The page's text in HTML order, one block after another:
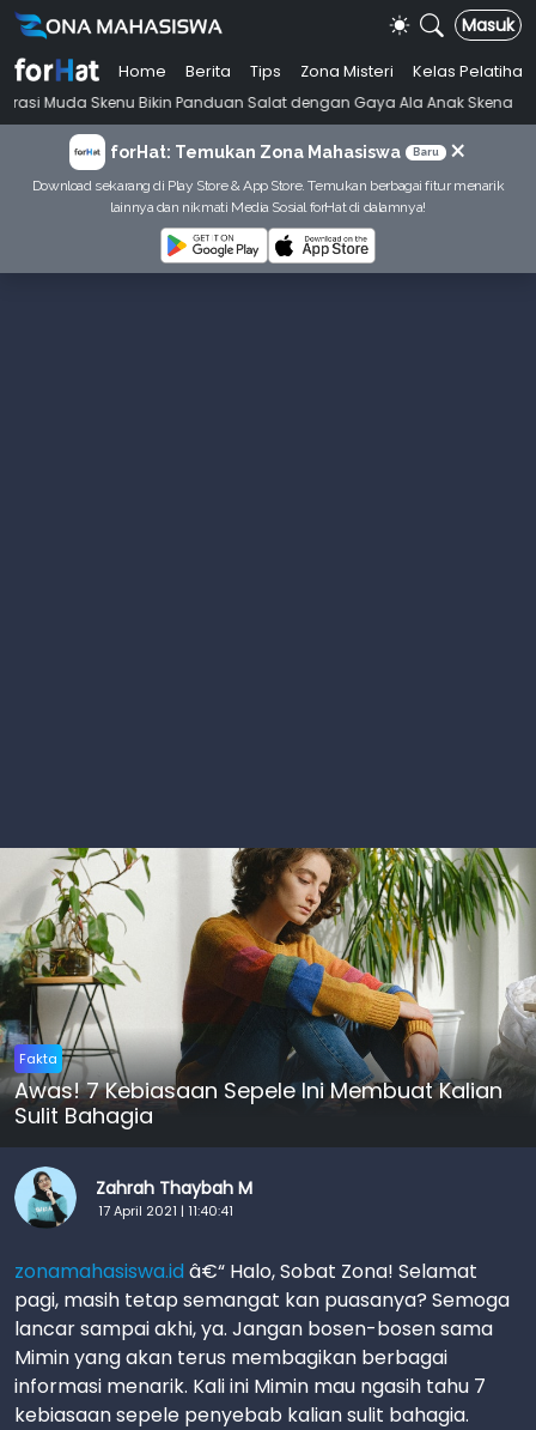
Masuk
Home Berita Tips Zona Misteri
Kelas Pelatihan
Panduan Salat dengan Gaya Ala Anak Skena • Mahasiswi Prodi
forHat: Temukan Zona Mahasiswa Baru ×
Download sekarang di Play Store & App Store. Temukan berbagai fitur menarik
lainnya dan nikmati Media Sosial forHat di dalamnya!
Fakta
Awas! 7 Kebiasaan Sepele Ini Membuat Kalian
Sulit Bahagia
Zahrah Thaybah M
17 April 2021 | 11:40:41
zonamahasiswa.id â€“ Halo, Sobat Zona! Selamat
pagi, masih tetap semangat kan puasanya? Semoga
lancar sampai akhi, ya. Jangan bosen-bosen sama
Mimin yang akan terus membagikan berbagai
informasi menarik. Kali ini Mimin mau ngasih tahu 7
kebiasaan sepele penyebab kalian sulit bahagia.